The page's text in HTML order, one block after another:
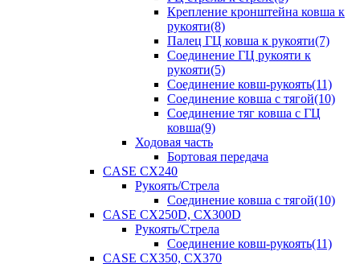
Крепление кронштейна ковша к
рукояти(8)
Палец ГЦ ковша к рукояти(7)
Соединение ГЦ рукояти к
рукояти(5)
Соединение ковш-рукоять(11)
Соединение ковша с тягой(10)
Соединение тяг ковша с ГЦ
ковша(9)
Ходовая часть
Бортовая передача
CASE CX240
Рукоять/Стрела
Соединение ковша с тягой(10)
CASE CX250D, CX300D
Рукоять/Стрела
Соединение ковш-рукоять(11)
CASE CX350, CX370